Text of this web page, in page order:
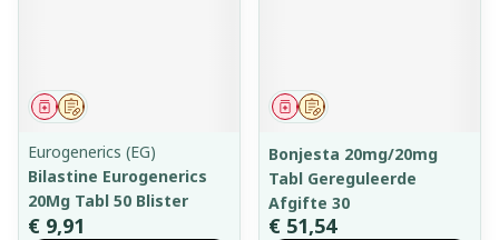
Op voorschrift
Geneesmiddel
Eurogenerics (EG)
Bilastine Eurogenerics
20Mg Tabl 50 Blister
€ 9,91
Op voorschrift
Geneesmiddel
Bonjesta 20mg/20mg
Tabl Gereguleerde
Afgifte 30
€ 51,54